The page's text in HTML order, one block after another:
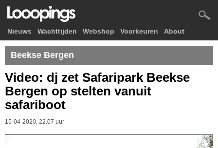
Nieuws Wachttijden Webshop Voorkeuren About
Beekse Bergen
Video: dj zet Safaripark Beekse
Bergen op stelten vanuit
safariboot
15-04-2020, 22.07 uur